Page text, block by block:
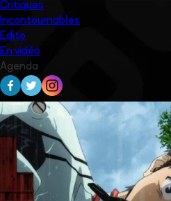
Critiques
Incontournables
Edito
En vidéo
Agenda